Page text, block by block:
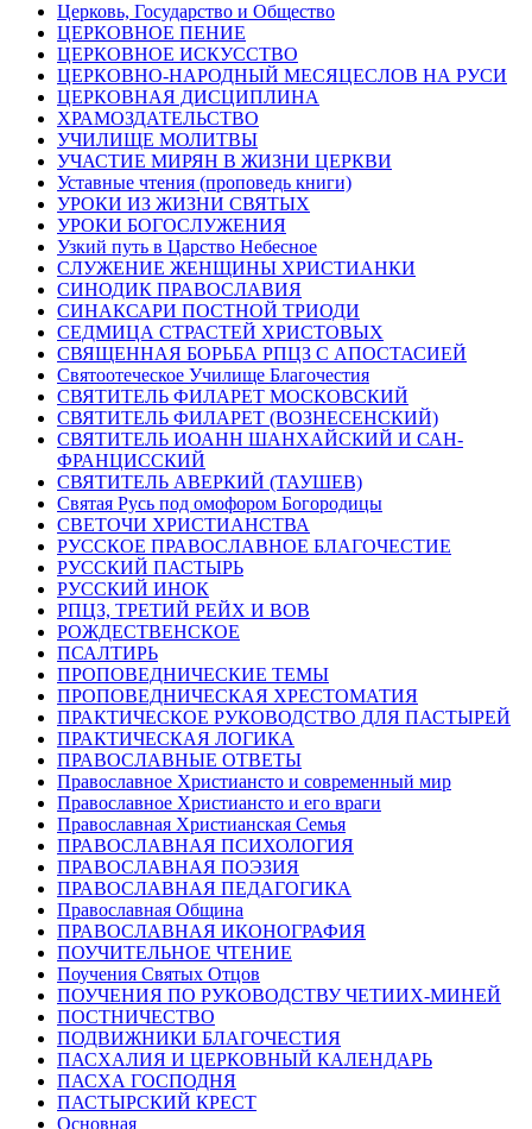
Церковь, Государство и Общество
ЦЕРКОВНОЕ ПЕНИЕ
ЦЕРКОВНОЕ ИСКУССТВО
ЦЕРКОВНО-НАРОДНЫЙ МЕСЯЦЕСЛОВ НА РУСИ
ЦЕРКОВНАЯ ДИСЦИПЛИНА
ХРАМОЗДАТЕЛЬСТВО
УЧИЛИЩЕ МОЛИТВЫ
УЧАСТИЕ МИРЯН В ЖИЗНИ ЦЕРКВИ
Уставные чтения (проповедь книги)
УРОКИ ИЗ ЖИЗНИ СВЯТЫХ
УРОКИ БОГОСЛУЖЕНИЯ
Узкий путь в Царство Небесное
СЛУЖЕНИЕ ЖЕНЩИНЫ ХРИСТИАНКИ
СИНОДИК ПРАВОСЛАВИЯ
СИНАКСАРИ ПОСТНОЙ ТРИОДИ
СЕДМИЦА СТРАСТЕЙ ХРИСТОВЫХ
СВЯЩЕННАЯ БОРЬБА РПЦЗ С АПОСТАСИЕЙ
Святоотеческое Училище Благочестия
СВЯТИТЕЛЬ ФИЛАРЕТ МОСКОВСКИЙ
СВЯТИТЕЛЬ ФИЛАРЕТ (ВОЗНЕСЕНСКИЙ)
СВЯТИТЕЛЬ ИОАНН ШАНХАЙСКИЙ И САН-
ФРАНЦИССКИЙ
СВЯТИТЕЛЬ АВЕРКИЙ (ТАУШЕВ)
Святая Русь под омофором Богородицы
СВЕТОЧИ ХРИСТИАНСТВА
РУССКОЕ ПРАВОСЛАВНОЕ БЛАГОЧЕСТИЕ
РУССКИЙ ПАСТЫРЬ
РУССКИЙ ИНОК
РПЦЗ, ТРЕТИЙ РЕЙХ И ВОВ
РОЖДЕСТВЕНСКОЕ
ПСАЛТИРЬ
ПРОПОВЕДНИЧЕСКИЕ ТЕМЫ
ПРОПОВЕДНИЧЕСКАЯ ХРЕСТОМАТИЯ
ПРАКТИЧЕСКОЕ РУКОВОДСТВО ДЛЯ ПАСТЫРЕЙ
ПРАКТИЧЕСКАЯ ЛОГИКА
ПРАВОСЛАВНЫЕ ОТВЕТЫ
Православное Христиансто и современный мир
Православное Христиансто и его враги
Православная Христианская Семья
ПРАВОСЛАВНАЯ ПСИХОЛОГИЯ
ПРАВОСЛАВНАЯ ПОЭЗИЯ
ПРАВОСЛАВНАЯ ПЕДАГОГИКА
Православная Община
ПРАВОСЛАВНАЯ ИКОНОГРАФИЯ
ПОУЧИТЕЛЬНОЕ ЧТЕНИЕ
Поучения Святых Отцов
ПОУЧЕНИЯ ПО РУКОВОДСТВУ ЧЕТИИХ-МИНЕЙ
ПОСТНИЧЕСТВО
ПОДВИЖНИКИ БЛАГОЧЕСТИЯ
ПАСХАЛИЯ И ЦЕРКОВНЫЙ КАЛЕНДАРЬ
ПАСХА ГОСПОДНЯ
ПАСТЫРСКИЙ КРЕСТ
Основная